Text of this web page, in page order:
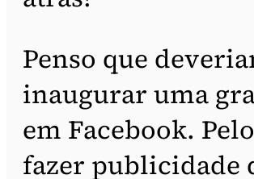
Penso que
inaugurar uma
em Facebook.
fazer publicidade